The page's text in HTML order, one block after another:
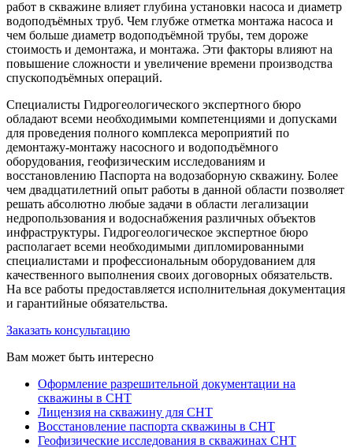
работ в скважине влияет глубина установки насоса и диаметр
водоподъёмных труб. Чем глубже отметка монтажа насоса и
чем больше диаметр водоподъёмной трубы, тем дороже
стоимость и демонтажа, и монтажа. Эти факторы влияют на
повышение сложности и увеличение времени производства
спускоподъёмных операций.
Специалисты Гидрогеологического экспертного бюро
обладают всеми необходимыми компетенциями и допусками
для проведения полного комплекса мероприятий по
демонтажу-монтажу насосного и водоподъёмного
оборудования, геофизическим исследованиям и
восстановлению Паспорта на водозаборную скважину. Более
чем двадцатилетний опыт работы в данной области позволяет
решать абсолютно любые задачи в области легализации
недропользования и водоснабжения различных объектов
инфраструктуры. Гидрогеологическое экспертное бюро
располагает всеми необходимыми дипломированными
специалистами и профессиональным оборудованием для
качественного выполнения своих договорных обязательств.
На все работы предоставляется исполнительная документация
и гарантийные обязательства.
Заказать консультацию
Вам может быть интересно
Оформление разрешительной документации на
скважины в СНТ
Лицензия на скважину для СНТ
Восстановление паспорта скважины в СНТ
Геофизические исследования в скважинах СНТ